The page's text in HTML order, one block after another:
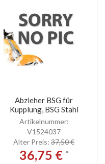
Abzieher BSG für
Kupplung, BSG Stahl
Artikelnummer:
V1524037
Alter Preis: 37,50 €
36,75 € *